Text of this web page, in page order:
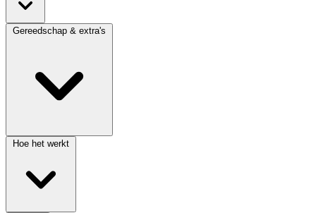
Gereedschap & extra's
Hoe het werkt